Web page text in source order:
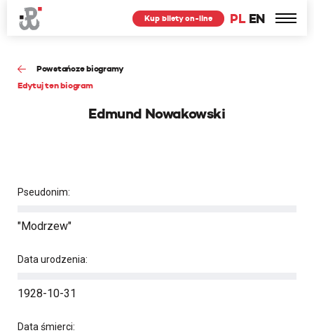
PL EN
Kup bilety on-line
Powstańcze biogramy
Edytuj ten biogram
Edmund Nowakowski
Pseudonim:
"Modrzew"
Data urodzenia:
1928-10-31
Data śmierci: